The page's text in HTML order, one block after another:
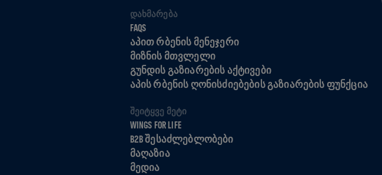
ᲓᲐᲮᲛᲐᲠᲔᲑᲐ
FAQS
ᲐᲞᲘᲗ ᲠᲑᲔᲜᲘᲡ ᲛᲔᲜᲔᲯᲔᲠᲘ
ᲛᲘᲖᲜᲘᲡ ᲛᲗᲕᲚᲔᲚᲘ
ᲒᲣᲜᲓᲘᲡ ᲒᲐᲖᲘᲐᲠᲔᲑᲘᲡ ᲐᲥᲢᲘᲕᲔᲑᲘ
ᲐᲞᲘᲡ ᲠᲑᲔᲜᲘᲡ ᲦᲝᲜᲘᲡᲫᲘᲔᲑᲔᲑᲘᲡ ᲒᲐᲖᲘᲐᲠᲔᲑᲘᲡ ᲤᲣᲜᲥᲪᲘᲐ
ᲨᲔᲘᲢᲧᲕᲔ ᲛᲔᲢᲘ
WINGS FOR LIFE
B2B ᲨᲔᲡᲐᲫᲚᲔᲑᲚᲝᲑᲔᲑᲘ
ᲛᲐᲦᲐᲖᲘᲐ
ᲛᲔᲓᲘᲐ